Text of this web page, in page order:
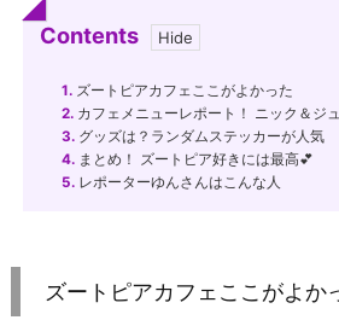
Contents
1. ズートピアカフェここがよかった
2. カフェメニューレポート！ ニック＆ジ
3. グッズは？ランダムステッカーが人気
4. まとめ！ ズートピア好きには最高💕
5. レポーターゆんさんはこんな人
ズートピアカフェここがよか